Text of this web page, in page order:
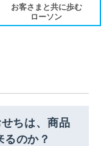
お客さまと共に歩む
ローソン
ちは、商品
のか？